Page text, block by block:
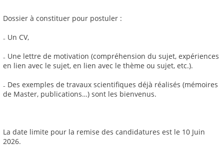
Dossier à constituer pour postuler :
₋ Un CV,
₋ Une lettre de motivation (compréhension du sujet, expériences
en lien avec le sujet, en lien avec le thème ou sujet, etc.).
₋ Des exemples de travaux scientifiques déjà réalisés (mémoires
de Master, publications…) sont les bienvenus.
La date limite pour la remise des candidatures est le 10 Juin
2026.